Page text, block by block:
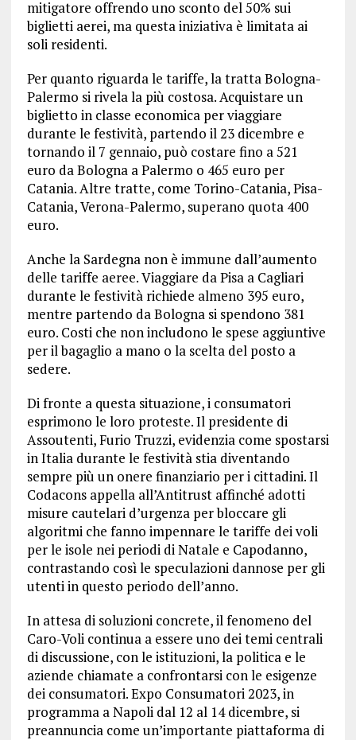
mitigatore offrendo uno sconto del 50% sui
biglietti aerei, ma questa iniziativa è limitata ai
soli residenti.
Per quanto riguarda le tariffe, la tratta Bologna-
Palermo si rivela la più costosa. Acquistare un
biglietto in classe economica per viaggiare
durante le festività, partendo il 23 dicembre e
tornando il 7 gennaio, può costare fino a 521
euro da Bologna a Palermo o 465 euro per
Catania. Altre tratte, come Torino-Catania, Pisa-
Catania, Verona-Palermo, superano quota 400
euro.
Anche la Sardegna non è immune dall’aumento
delle tariffe aeree. Viaggiare da Pisa a Cagliari
durante le festività richiede almeno 395 euro,
mentre partendo da Bologna si spendono 381
euro. Costi che non includono le spese aggiuntive
per il bagaglio a mano o la scelta del posto a
sedere.
Di fronte a questa situazione, i consumatori
esprimono le loro proteste. Il presidente di
Assoutenti, Furio Truzzi, evidenzia come spostarsi
in Italia durante le festività stia diventando
sempre più un onere finanziario per i cittadini. Il
Codacons appella all’Antitrust affinché adotti
misure cautelari d’urgenza per bloccare gli
algoritmi che fanno impennare le tariffe dei voli
per le isole nei periodi di Natale e Capodanno,
contrastando così le speculazioni dannose per gli
utenti in questo periodo dell’anno.
In attesa di soluzioni concrete, il fenomeno del
Caro-Voli continua a essere uno dei temi centrali
di discussione, con le istituzioni, la politica e le
aziende chiamate a confrontarsi con le esigenze
dei consumatori. Expo Consumatori 2023, in
programma a Napoli dal 12 al 14 dicembre, si
preannuncia come un’importante piattaforma di